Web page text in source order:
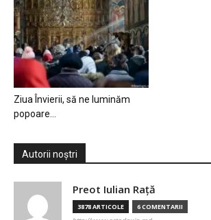
Ziua Învierii, să ne luminăm
popoare…
Autorii noștri
Preot Iulian Raţă
3878 ARTICOLE 6 COMENTARII